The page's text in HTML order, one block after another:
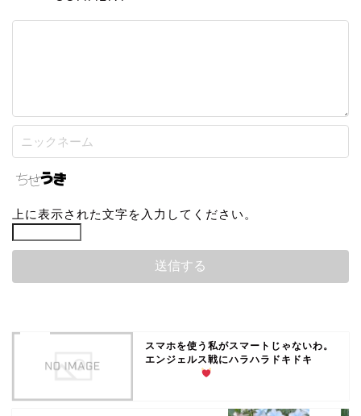
上に表示された文字を入力してください。
スマホを使う私がスマートじゃないわ。
エンジェルス戦にハラハラドキドキ